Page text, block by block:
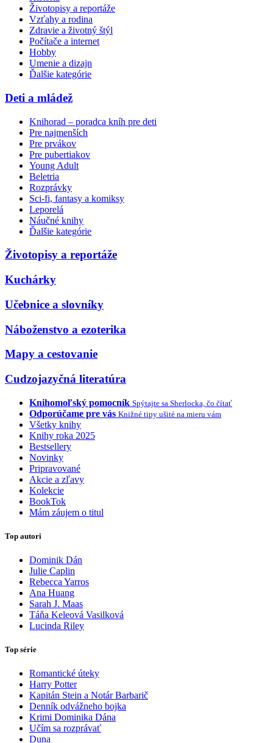
Životopisy a reportáže
Vzťahy a rodina
Zdravie a životný štýl
Počítače a internet
Hobby
Umenie a dizajn
Ďalšie kategórie
Deti a mládež
Knihorad – poradca kníh pre deti
Pre najmenších
Pre prvákov
Pre pubertiakov
Young Adult
Beletria
Rozprávky
Sci-fi, fantasy a komiksy
Leporelá
Náučné knihy
Ďalšie kategórie
Životopisy a reportáže
Kuchárky
Učebnice a slovníky
Náboženstvo a ezoterika
Mapy a cestovanie
Cudzojazyčná literatúra
Knihomoľský pomocník Spýtajte sa Sherlocka, čo čítať
Odporúčame pre vás Knižné tipy ušité na mieru vám
Všetky knihy
Knihy roka 2025
Bestsellery
Novinky
Pripravované
Akcie a zľavy
Kolekcie
BookTok
Mám záujem o titul
Top autori
Dominik Dán
Julie Caplin
Rebecca Yarros
Ana Huang
Sarah J. Maas
Táňa Keleová Vasilková
Lucinda Riley
Top série
Romantické úteky
Harry Potter
Kapitán Stein a Notár Barbarič
Denník odvážneho bojka
Krimi Dominika Dána
Učím sa rozprávať
Duna